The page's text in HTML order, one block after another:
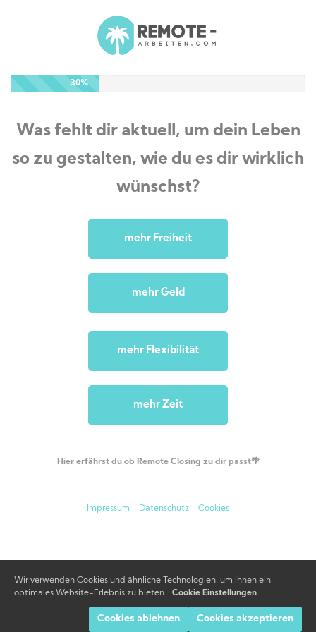
30%
Was fehlt dir aktuell, um dein Leben
so zu gestalten, wie du es dir wirklich
wünschst?
mehr Freiheit
mehr Geld
mehr Flexibilität
mehr Zeit
Hier erfährst du ob Remote Closing zu dir passt🌴
Impressum - Datenschutz - Cookies
Wir verwenden Cookies und ähnliche Technologien, um Ihnen ein
optimales Website-Erlebnis zu bieten.
Cookie Einstellungen
Cookies ablehnen Cookies akzeptieren